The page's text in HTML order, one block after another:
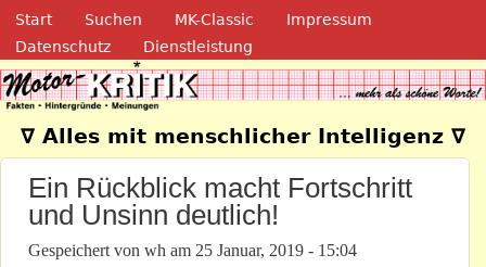
Direkt zum Inhalt
Navigation
Start Suchen MK-Classic
Impressum
Datenschutz
Dienstleistung
Motor-Kritik.de
∇ Alles mit menschlicher Intelligenz ∇
Ein Rückblick macht Fortschritt
und Unsinn deutlich!
Gespeichert von wh am 25 Januar, 2019 - 15:04